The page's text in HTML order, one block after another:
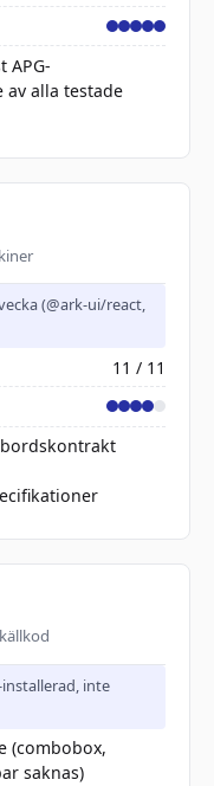
av alla testade
(@ark-ui/react,
11 / 11
installerad, inte
(combobox,
saknas)